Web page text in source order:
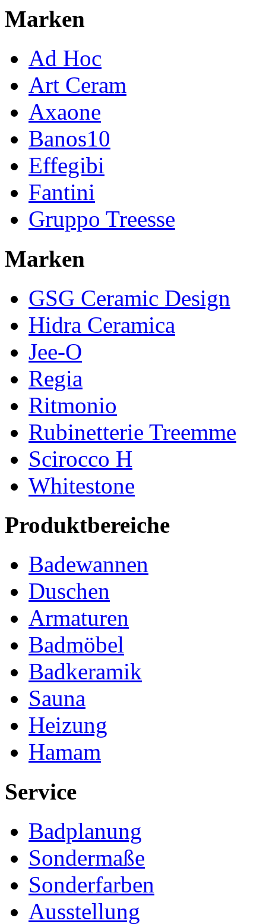
Marken
Ad Hoc
Art Ceram
Axaone
Banos10
Effegibi
Fantini
Gruppo Treesse
Marken
GSG Ceramic Design
Hidra Ceramica
Jee-O
Regia
Ritmonio
Rubinetterie Treemme
Scirocco H
Whitestone
Produktbereiche
Badewannen
Duschen
Armaturen
Badmöbel
Badkeramik
Sauna
Heizung
Hamam
Service
Badplanung
Sondermaße
Sonderfarben
Ausstellung